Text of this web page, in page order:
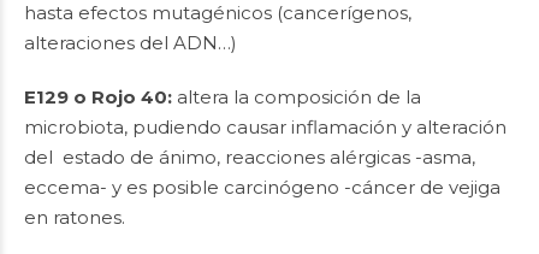
hasta efectos mutagénicos (cancerígenos,
alteraciones del ADN…)
E129 o Rojo 40: altera la composición de la
microbiota, pudiendo causar inflamación y alteración
del estado de ánimo, reacciones alérgicas -asma,
eccema- y es posible carcinógeno -cáncer de vejiga
en ratones.